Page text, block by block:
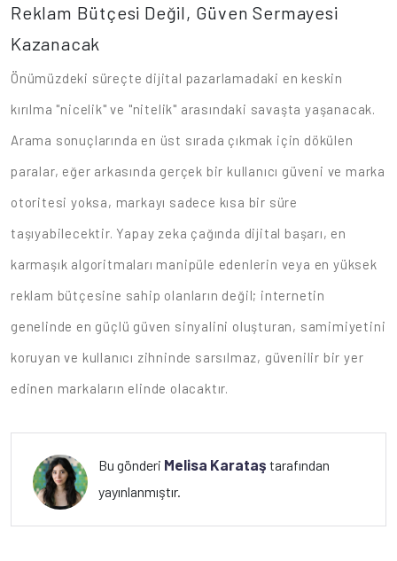
Reklam Bütçesi Değil, Güven Sermayesi
Kazanacak
Önümüzdeki süreçte dijital pazarlamadaki en keskin
kırılma "nicelik" ve "nitelik" arasındaki savaşta yaşanacak.
Arama sonuçlarında en üst sırada çıkmak için dökülen
paralar, eğer arkasında gerçek bir kullanıcı güveni ve marka
otoritesi yoksa, markayı sadece kısa bir süre
taşıyabilecektir. Yapay zeka çağında dijital başarı, en
karmaşık algoritmaları manipüle edenlerin veya en yüksek
reklam bütçesine sahip olanların değil; internetin
genelinde en güçlü güven sinyalini oluşturan, samimiyetini
koruyan ve kullanıcı zihninde sarsılmaz, güvenilir bir yer
edinen markaların elinde olacaktır.
Bu gönderi Melisa Karataştarafından
yayınlanmıştır.